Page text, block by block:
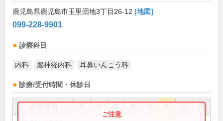
鹿児島県鹿児島市玉里団地3丁目26-12 [地図]
099-228-9901
診療科目
内科 脳神経内科 耳鼻いんこう科
診療/受付時間・休診日
祝